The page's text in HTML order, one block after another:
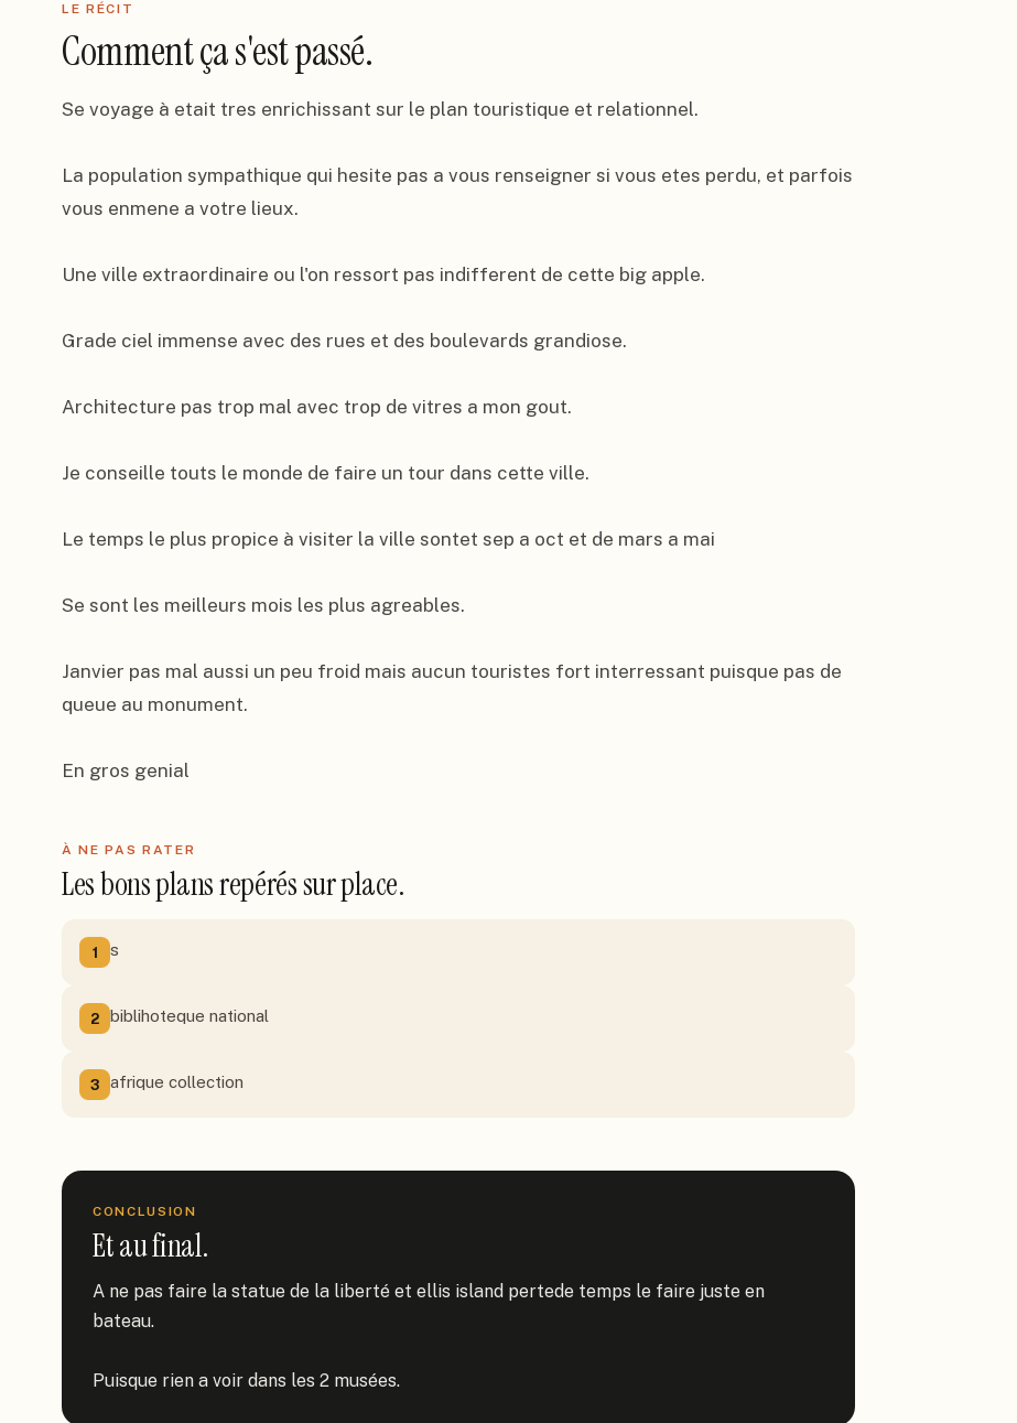
LE RÉCIT
Comment ça s'est passé.
Se voyage à etait tres enrichissant sur le plan touristique et relationnel.
La population sympathique qui hesite pas a vous renseigner si vous etes perdu, et parfois
vous enmene a votre lieux.
Une ville extraordinaire ou l'on ressort pas indifferent de cette big apple.
Grade ciel immense avec des rues et des boulevards grandiose.
Architecture pas trop mal avec trop de vitres a mon gout.
Je conseille touts le monde de faire un tour dans cette ville.
Le temps le plus propice à visiter la ville sontet sep a oct et de mars a mai
Se sont les meilleurs mois les plus agreables.
Janvier pas mal aussi un peu froid mais aucun touristes fort interressant puisque pas de
queue au monument.
En gros genial
À NE PAS RATER
Les bons plans repérés sur place.
1 s
2 biblihoteque national
3 afrique collection
CONCLUSION
Et au final.
A ne pas faire la statue de la liberté et ellis island pertede temps le faire juste en
bateau.
Puisque rien a voir dans les 2 musées.